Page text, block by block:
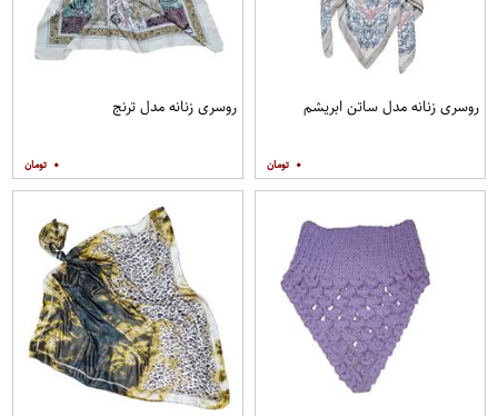
روسری زنانه مدل ساتن ابریشم
۰
روسری زنانه مدل ترنج
۰